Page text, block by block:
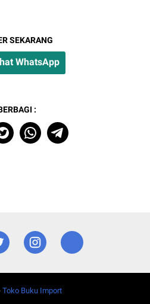
SEKARANG
WhatsApp
:
Toko Buku Import